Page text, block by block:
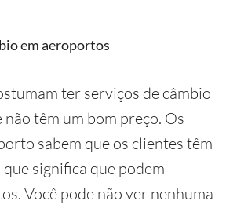
em aeroportos
ter serviços de câmbio
têm um bom preço. Os
sabem que os clientes têm
significa que podem
Você pode não ver nenhuma